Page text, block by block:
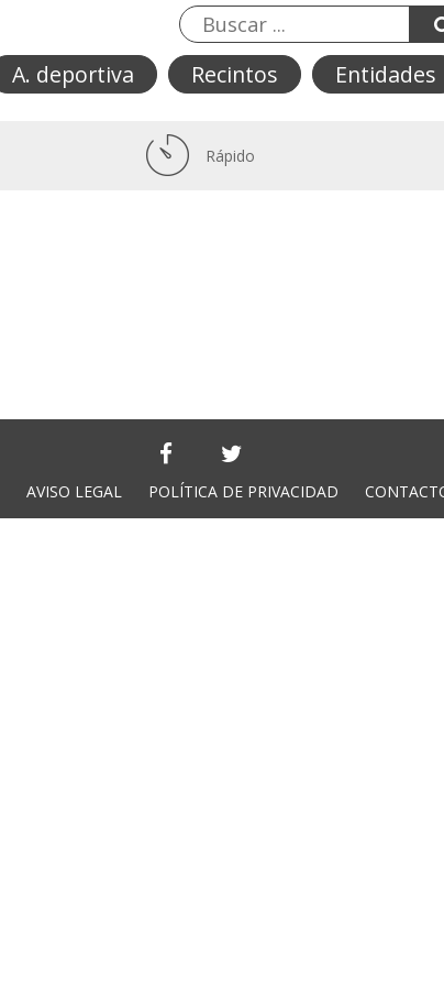
A. deportiva Recintos Entidades
Rápido
AVISO LEGAL POLÍTICA DE PRIVACIDAD